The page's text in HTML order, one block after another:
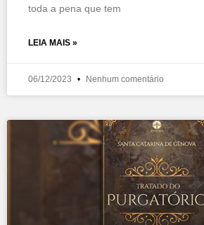
toda a pena que tem
LEIA MAIS »
06/12/2023 Nenhum comentário